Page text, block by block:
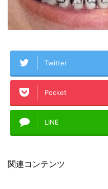
Twitter
Pocket
LINE
関連コンテンツ